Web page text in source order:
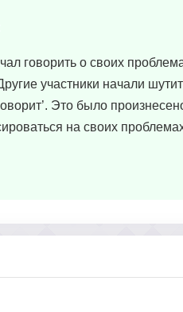
говорить о своих
участники начали
Это было
на своих